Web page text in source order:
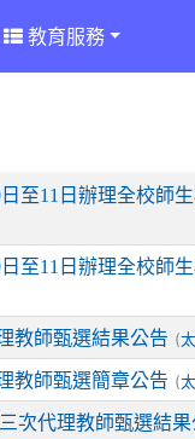
教育服務
至11日辦理全校師
至11日辦理全校師
教師甄選結果公告 (
教師甄選簡章公告 (
次代理教師甄選結果